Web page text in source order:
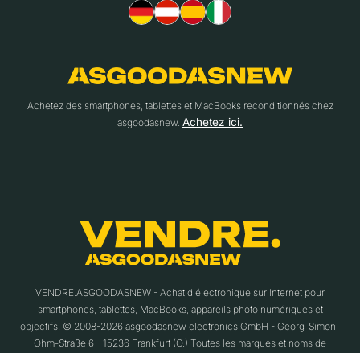
Achetez des smartphones, tablettes et MacBooks reconditionnés chez
asgoodasnew. Achetez ici.
VENDRE.ASGOODASNEW - Achat d'électronique sur Internet pour
smartphones, tablettes, MacBooks, appareils photo numériques et
objectifs. © 2008-2026 asgoodasnew electronics GmbH - Georg-Simon-
Ohm-Straße 6 - 15236 Frankfurt (O.) Toutes les marques et noms de